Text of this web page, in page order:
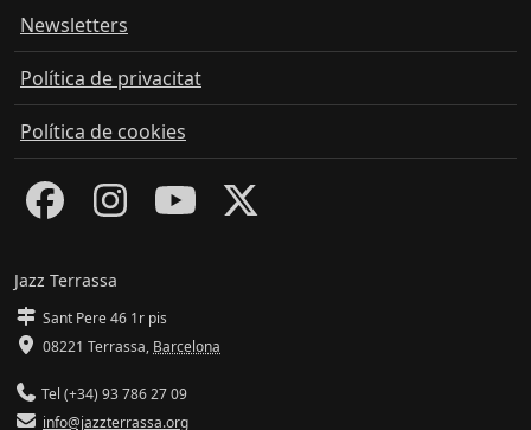
Newsletters
Política de privacitat
Política de cookies
Jazz Terrassa
Sant Pere 46 1r pis
08221 Terrassa, Barcelona
Tel (+34) 93 786 27 09
info@jazzterrassa.org